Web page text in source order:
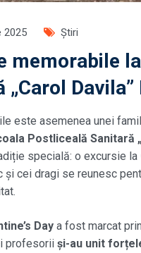
2025 Știri
memorabile
Davila”
este asemenea unei
Postliceală Sanitară
specială: o excursie la
cei dragi se reunesc
Day a fost marcat
profesorii și-au unit